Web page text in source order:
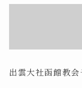
出雲大社函館教